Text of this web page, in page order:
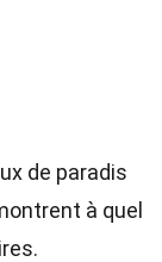
de paradis
à quel